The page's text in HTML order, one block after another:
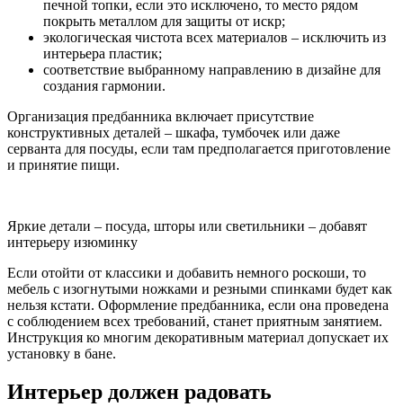
печной топки, если это исключено, то место рядом
покрыть металлом для защиты от искр;
экологическая чистота всех материалов – исключить из
интерьера пластик;
соответствие выбранному направлению в дизайне для
создания гармонии.
Организация предбанника включает присутствие
конструктивных деталей – шкафа, тумбочек или даже
серванта для посуды, если там предполагается приготовление
и принятие пищи.
Яркие детали – посуда, шторы или светильники – добавят
интерьеру изюминку
Если отойти от классики и добавить немного роскоши, то
мебель с изогнутыми ножками и резными спинками будет как
нельзя кстати. Оформление предбанника, если она проведена
с соблюдением всех требований, станет приятным занятием.
Инструкция ко многим декоративным материал допускает их
установку в бане.
Интерьер должен радовать